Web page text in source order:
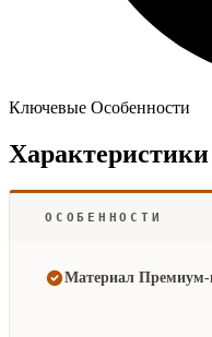
Ключевые Особенности
ОСОБЕННОСТИ
Материал Премиум-